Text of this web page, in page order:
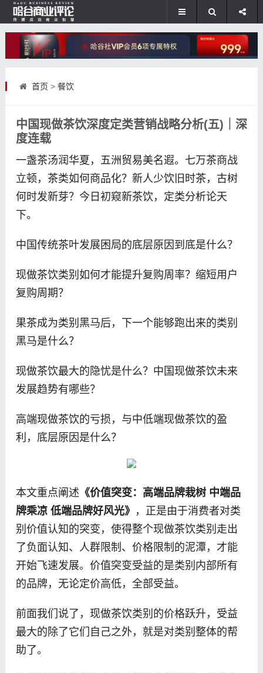
首页 > 餐饮
中国现做茶饮深度定类营销战略分析(五)｜深
度连载
一盏茶汤润华夏，五洲贸易美名遐。七万茶商战
立顿，茶类如何商品化？新人少饮旧时茶，古树
何时发新芽？今日初窥新茶饮，定类分析论天
下。
中国传统茶叶发展困局的底层原因到底是什么？
现做茶饮类别如何才能提升复购周率？缩短用户
复购周期？
果茶成为类别黑马后，下一个能够跑出来的类别
黑马是什么？
现做茶饮最大的隐忧是什么？中国现做茶饮未来
发展趋势有哪些？
高端现做茶饮的亏损，与中低端现做茶饮的盈
利，底层原因是什么？
本文重点阐述 《价值突变：高端品牌栽树 中端品
牌乘凉 低端品牌好风光》 ，正是由于消费者对类
别价值认知的突变，使得整个现做茶饮类别走出
了负面认知、人群限制、价格限制的泥潭，才能
开始飞速发展。价值突变受益的是类别内部所有
的品牌，无论定价高低，全部受益。
前面我们说了，现做茶饮类别的价格跃升，受益
最大的除了它们自己之外，就是对类别整体的帮
助了。